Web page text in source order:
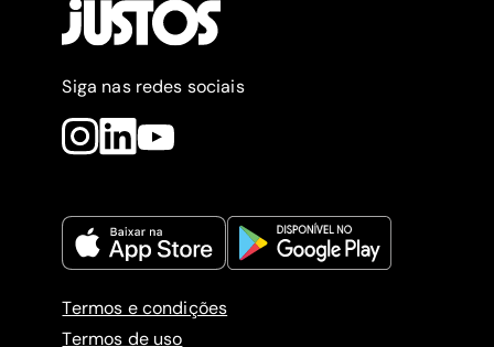
Siga nas redes sociais
Termos e condições
Termos de uso